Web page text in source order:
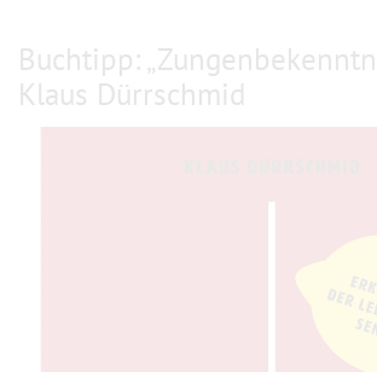
Buchtipp:
Klaus Dürrschmid